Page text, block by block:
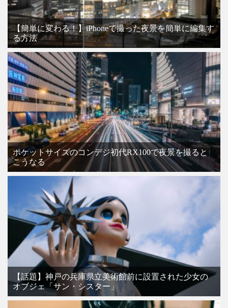
【簡単に変わる！】iPhoneで撮った夜景を簡単に編集す
る方法
ポケットサイズのコンデジ初代RX100で夜景を撮ると
こうなる
【話題】神戸の兵庫県立美術館前に設置された少女の
オブジェ「サン・シスター」